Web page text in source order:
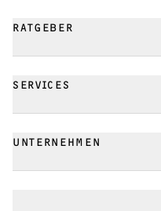
RATGEBER
SERVICES
UNTERNEHMEN